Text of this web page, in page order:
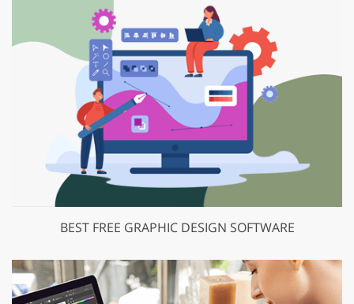
BEST FREE GRAPHIC DESIGN SOFTWARE